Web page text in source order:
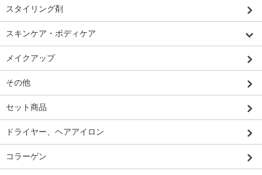
スタイリング剤
スキンケア・ボディケア
メイクアップ
その他
セット商品
ドライヤー、ヘアアイロン
コラーゲン